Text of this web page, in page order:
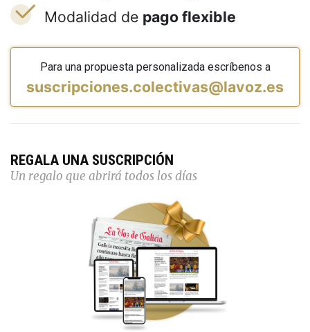
Modalidad de pago flexible
Para una propuesta personalizada escríbenos a
suscripciones.colectivas@lavoz.es
REGALA UNA SUSCRIPCIÓN
Un regalo que abrirá todos los días